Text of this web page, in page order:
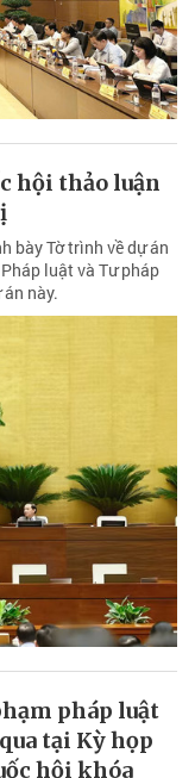
hội thảo luận
bày Tờ trình về dự án
luật và Tư pháp
này.
pháp luật
tại Kỳ họp
hội khóa